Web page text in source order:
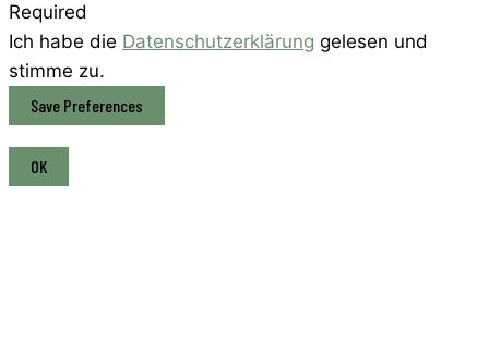
Required
Ich habe die Datenschutzerklärung gelesen und
stimme zu.
OK